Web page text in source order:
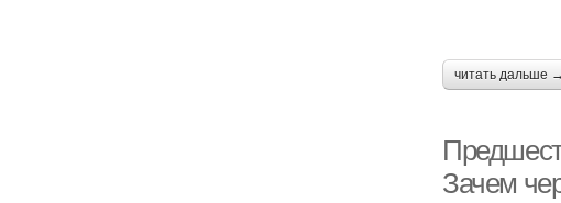
читать дальше →
Зачем